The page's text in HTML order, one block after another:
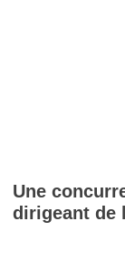
Une
dirigeant de